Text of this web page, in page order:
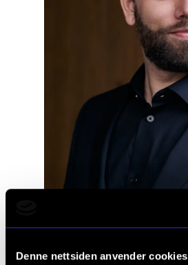
Denne nettsiden anvender cookies